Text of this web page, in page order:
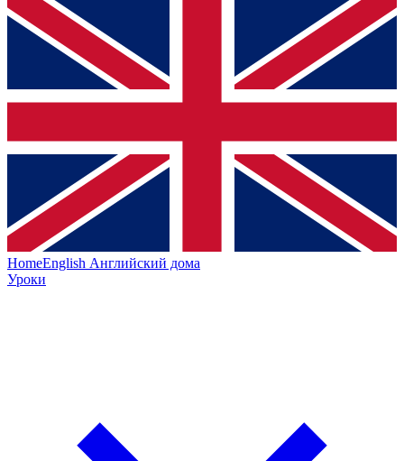
HomeEnglish Английский дома
Уроки